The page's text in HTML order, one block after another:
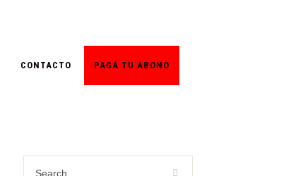
CONTACTO PAGÁ TU ABONO